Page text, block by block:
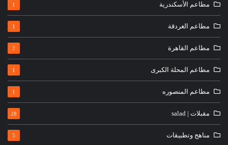
مطاعم الأسكندرية 1
مطاعم الغردقة 1
مطاعم القاهرة 2
مطاعم المحلة الكبرى 1
مطاعم المنصوره 1
مقبلات | salad 28
مناهج وتطبيقات 5